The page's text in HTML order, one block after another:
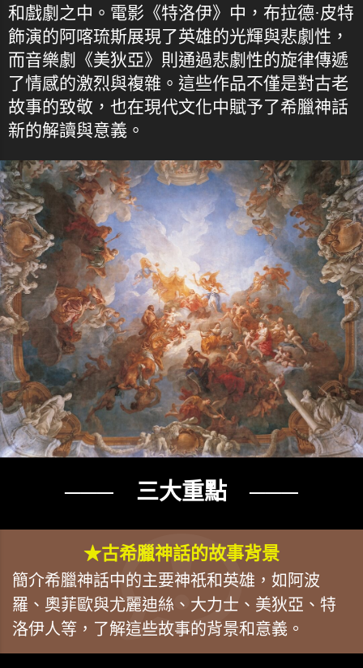
和戲劇之中。電影《特洛伊》中，布拉德·皮特
飾演的阿喀琉斯展現了英雄的光輝與悲劇性，
而音樂劇《美狄亞》則通過悲劇性的旋律傳遞
了情感的激烈與複雜。這些作品不僅是對古老
故事的致敬，也在現代文化中賦予了希臘神話
新的解讀與意義。
─── 三大重點 ───
★古希臘神話的故事背景
簡介希臘神話中的主要神祇和英雄，如阿波
羅、奧菲歐與尤麗迪絲、大力士、美狄亞、特
洛伊人等，了解這些故事的背景和意義。